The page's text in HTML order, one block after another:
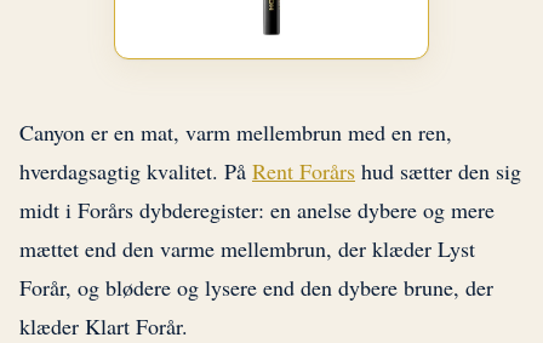
Canyon er en mat, varm mellembrun med en ren,
hverdagsagtig kvalitet. På Rent Forårs hud sætter den sig
midt i Forårs dybderegister: en anelse dybere og mere
mættet end den varme mellembrun, der klæder Lyst
Forår, og blødere og lysere end den dybere brune, der
klæder Klart Forår.